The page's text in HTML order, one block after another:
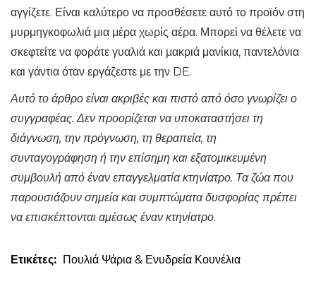
αγγίζετε. Είναι καλύτερο να προσθέσετε αυτό το προϊόν στη
μυρμηγκοφωλιά μια μέρα χωρίς αέρα. Μπορεί να θέλετε να
σκεφτείτε να φοράτε γυαλιά και μακριά μανίκια, παντελόνια
και γάντια όταν εργάζεστε με την DE.
Αυτό το άρθρο είναι ακριβές και πιστό από όσο γνωρίζει ο
συγγραφέας. Δεν προορίζεται να υποκαταστήσει τη
διάγνωση, την πρόγνωση, τη θεραπεία, τη
συνταγογράφηση ή την επίσημη και εξατομικευμένη
συμβουλή από έναν επαγγελματία κτηνίατρο. Τα ζώα που
παρουσιάζουν σημεία και συμπτώματα δυσφορίας πρέπει
να επισκέπτονται αμέσως έναν κτηνίατρο.
Ετικέτες: Πουλιά Ψάρια & Ενυδρεία Κουνέλια